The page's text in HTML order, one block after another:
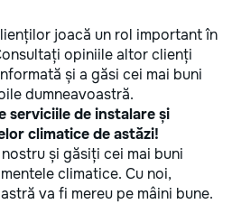
joacă un rol important în
opiniile altor clienți
și a găsi cei mai buni
dumneavoastră.
serviciile de instalare și
climatice de astăzi!
și găsiți cei mai buni
climatice. Cu noi,
va fi mereu pe mâini bune.